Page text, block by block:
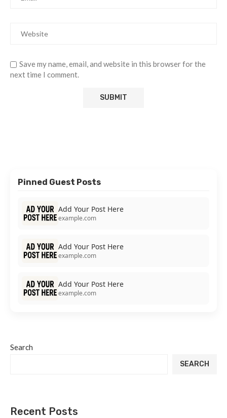
Save my name, email, and website in this browser for the
next time I comment.
Pinned Guest Posts
Add Your Post Here
example.com
Add Your Post Here
example.com
Add Your Post Here
example.com
Search
SEARCH
Recent Posts